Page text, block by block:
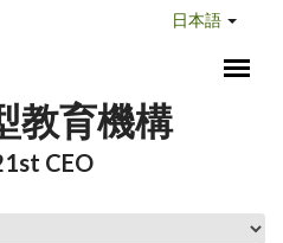
日本語
教育機構
CEO